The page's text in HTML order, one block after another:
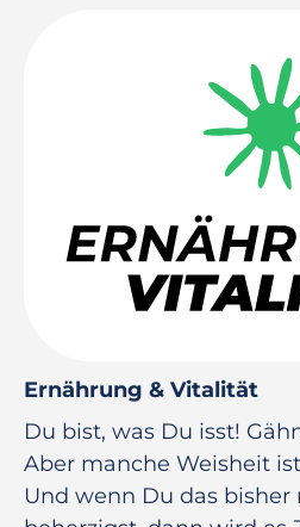
Ernährung & Vitalität
Du bist, was Du isst!
Aber manche Weisheit
Und wenn Du das bisher